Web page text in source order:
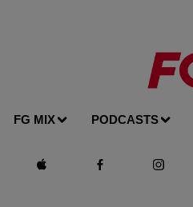
FG MIX PODCASTS